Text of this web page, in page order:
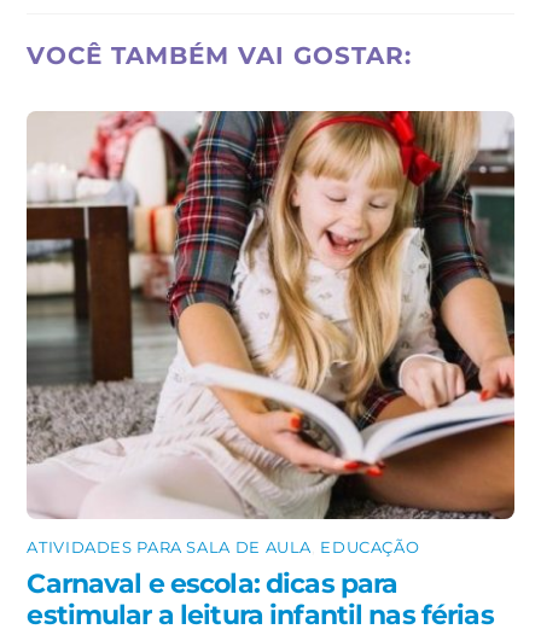
VOCÊ TAMBÉM VAI GOSTAR:
ATIVIDADES PARA SALA DE AULA EDUCAÇÃO
Carnaval e escola: dicas para
estimular a leitura infantil nas férias